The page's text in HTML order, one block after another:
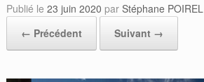
Publié le 23 juin 2020 par Stéphane POIREL
← Précédent
Suivant →